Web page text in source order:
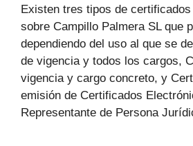
Existen tres tipos de
sobre Campillo Palmera SL que
dependiendo del uso al que se
de vigencia y todos los cargos,
vigencia y cargo concreto, y
emisión de Certificados
Representante de Persona